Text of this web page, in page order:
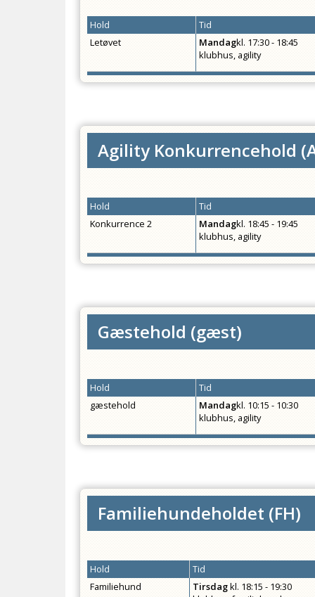
Hold
Tid
Letøvet
Mandagkl. 17:30 - 18:45
klubhus, agility
Agility Konkurrencehold (
Hold
Tid
Konkurrence 2
Mandagkl. 18:45 - 19:45
klubhus, agility
Gæstehold (gæst)
Hold
Tid
gæstehold
Mandagkl. 10:15 - 10:30
klubhus, agility
Familiehundeholdet (FH)
Hold
Tid
Familiehund
Tirsdagkl. 18:15 - 19:30